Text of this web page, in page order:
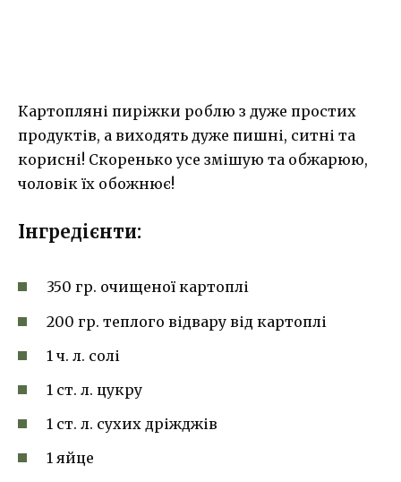
Картопляні пиріжки роблю з дуже простих
продуктів, а виходять дуже пишні, ситні та
корисні! Скоренько усе змішую та обжарюю,
чоловік їх обожнює!
Інгредієнти:
350 гр. очищеної картоплі
200 гр. теплого відвару від картоплі
1 ч. л. солі
1 ст. л. цукру
1 ст. л. сухих дріжджів
1 яйце